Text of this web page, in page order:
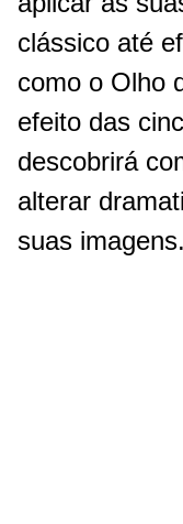
clássico até
como o Olho
efeito das
descobrirá
alterar
suas imagens.